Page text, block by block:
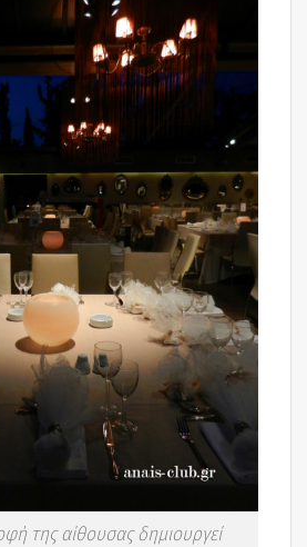
της αίθουσας δημιουργεί